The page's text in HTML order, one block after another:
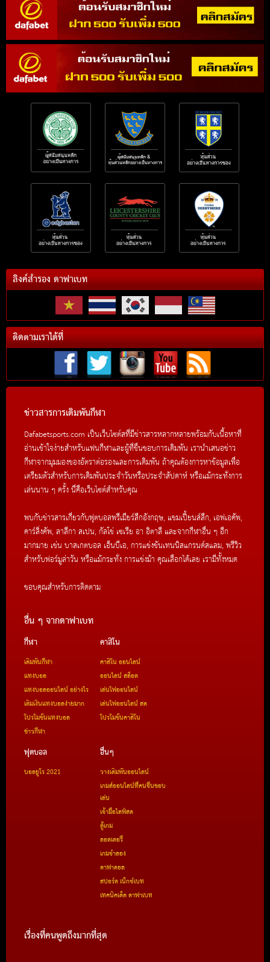
ลิงค์สำรอง ดาฟาเบท
ติดตามเราได้ที่
ข่าวสารการเดิมพันกีฬา
Dafabetsports.com เป็นเว็บไซต์สที่มีข่าวสารหลากหลายพร้อมกับเนื้อหาที่
อ่านเข้าใจง่ายสำหรับแฟนกีฬาและผู้ที่ชื่นชอบการเดิมพัน เรานำเสนอข่าว
กีฬาจากมุมมองของอัตราต่อรองและการเดิมพัน ถ้าคุณต้องการหาข้อมูลเพื่อ
เตรียมตัวสำหรับการเดิมพันประจำวันหรือประจำสัปดาห์ หรือแม้กระทั่งการ
เล่นนาน ๆ ครั้ง นี่คือเว็บไซต์สำหรับคุณ
พบกับข่าวสารเกี่ยวกับฟุตบอลพรีเมียร์ลีกอังกฤษ, แชมเปี้ยนส์ลีก, เอฟเอคัพ,
คาร์ลิ่งคัพ, ลาลีกา สเปน, กัลโช่ เซเรีย อา อิตาลี และจากกีฬาอื่น ๆ อีก
มากมาย เช่น บาสเกตบอล เอ็นบีเอ, การแข่งขันเทนนิสแกรนด์สแลม, พรีวิว
สำหรับฟอร์มูล่าวัน หรือแม้กระทั่ง การแข่งม้า คุณเลือกได้เลย เรามีทั้งหมด
ขอบคุณสำหรับการติดตาม
อื่น ๆ จากดาฟาเบท
กีฬา
เดิมพันกีฬา
แทงบอล
แทงบอลออนไลน์ อย่างไร
เติมเงินแทงบอลง่ายมาก
โปรโมชั่นแทงบอล
ข่าวกีฬา
คาสิโน
คาสิโน ออนไลน์
ออนไลน์ สล็อต
เล่นไพ่ออนไลน์
เล่นไพ่ออนไลน์ สด
โปรโมชั่นคาสิโน
ฟุตบอล
บอลยูโร 2021
อื่นๆ
วางเดิมพันออนไลน์
เกมส์ออนไลน์ที่คนจีนชอบ
เล่น
เจ้ามือไลฟ์สด
ตู้เกม
ลอตเตอรี่
เกมจำลอง
ดาฟาดอล
สปอร์ต เน็กซ์เบท
เทคนิคเด็ด ดาฟาเบท
เรื่องที่คนพูดถึงมากที่สุด